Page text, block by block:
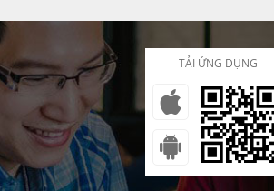
TẢI ỨNG DỤNG